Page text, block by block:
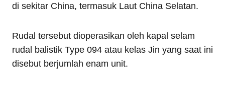
di sekitar China, termasuk Laut China Selatan.
Rudal tersebut dioperasikan oleh kapal selam
rudal balistik Type 094 atau kelas Jin yang saat ini
disebut berjumlah enam unit.